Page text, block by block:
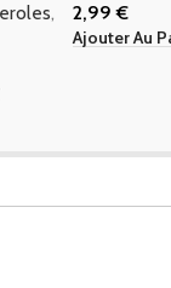
,
2,99€
Ajouter Au